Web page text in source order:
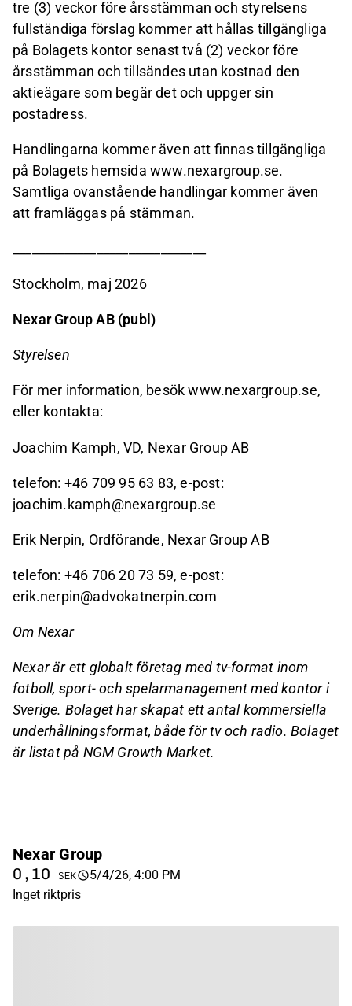
tre (3) veckor före årsstämman och styrelsens
fullständiga förslag kommer att hållas tillgängliga
på Bolagets kontor senast två (2) veckor före
årsstämman och tillsändes utan kostnad den
aktieägare som begär det och uppger sin
postadress.
Handlingarna kommer även att finnas tillgängliga
på Bolagets hemsida www.nexargroup.se.
Samtliga ovanstående handlingar kommer även
att framläggas på stämman.
Stockholm, maj 2026
Nexar Group AB (publ)
Styrelsen
För mer information, besök www.nexargroup.se,
eller kontakta:
Joachim Kamph, VD, Nexar Group AB
telefon: +46 709 95 63 83, e-post:
joachim.kamph@nexargroup.se
Erik Nerpin, Ordförande, Nexar Group AB
telefon: +46 706 20 73 59, e-post:
erik.nerpin@advokatnerpin.com
Om Nexar
Nexar är ett globalt företag med tv-format inom
fotboll, sport- och spelarmanagement med kontor i
Sverige. Bolaget har skapat ett antal kommersiella
underhållningsformat, både för tv och radio. Bolaget
är listat på NGM Growth Market.
Nexar Group
0,10 SEK
5/4/26, 4:00 PM
Inget riktpris